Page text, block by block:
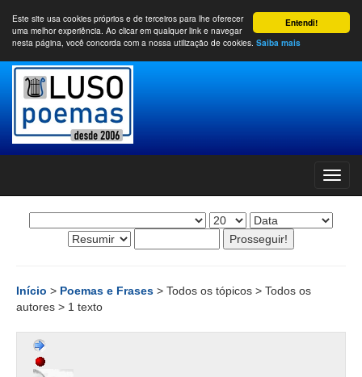
Entendi!
Este site usa cookies próprios e de terceiros para lhe oferecer
uma melhor experiência. Ao clicar em qualquer link e navegar
nesta página, você concorda com a nossa utilização de cookies. Saiba mais
Início > Poemas e Frases > Todos os tópicos > Todos os
autores > 1 texto